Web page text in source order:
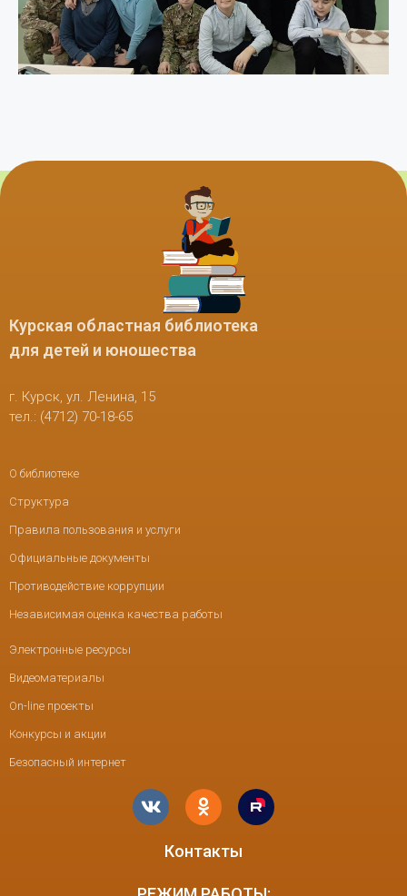
Курская областная библиотека
для детей и юношества
г. Курск, ул. Ленина, 15
тел.: (4712) 70-18-65
О библиотеке
Структура
Правила пользования и услуги
Официальные документы
Противодействие коррупции
Независимая оценка качества работы
Электронные ресурсы
Видеоматериалы
On-line проекты
Конкурсы и акции
Безопасный интернет
Контакты